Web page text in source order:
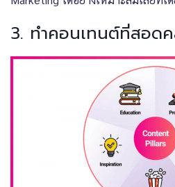
3. ทำคอนเทนต์ที่สอด